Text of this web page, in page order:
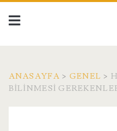
ANASAYFA > GENEL >
BILINMESI